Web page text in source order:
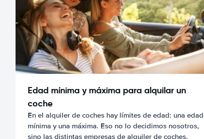
Edad mínima y máxima para alquilar un
coche
En el alquiler de coches hay límites de edad: una edad
mínima y una máxima. Eso no lo decidimos nosotros,
sino las distintas empresas de alquiler de coches.